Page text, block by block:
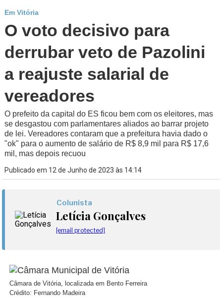
Em Vitória
O voto decisivo para
derrubar veto de Pazolini
a reajuste salarial de
vereadores
O prefeito da capital do ES ficou bem com os eleitores, mas
se desgastou com parlamentares aliados ao barrar projeto
de lei. Vereadores contaram que a prefeitura havia dado o
"ok" para o aumento de salário de R$ 8,9 mil para R$ 17,6
mil, mas depois recuou
Publicado em 12 de Junho de 2023 às 14:14
Colunista
Letícia Gonçalves
[email protected]
Câmara de Vitória, localizada em Bento Ferreira
Crédito: Fernando Madeira